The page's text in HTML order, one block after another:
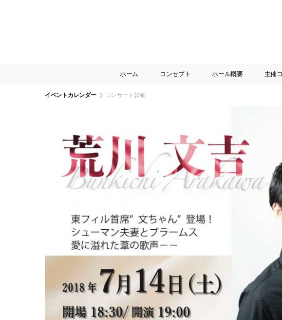
ホーム コンセプト ホール概要 主催
イベントカレンダー コンサート詳細